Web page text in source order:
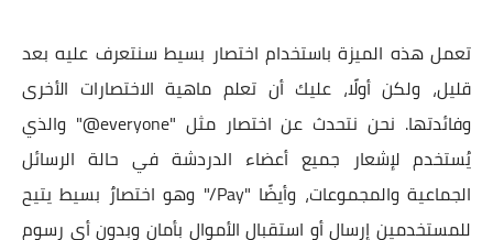
تعمل هذه الميزة باستخدام اختصار بسيط سنتعرف عليه بعد
قليل، ولكن أولًا، عليك أن تعلم ماهية الاختصارات الأخرى
وفائدتها. نحن نتحدث عن اختصار مثل "everyone@" والذي
يُستخدم لإشعار جميع أعضاء الدردشة في حالة الرسائل
الجماعية والمجموعات، وأيضًا "Pay/" وهو اختصارٌ بسيط يتيح
للمستخدمين إرسال أو استقبال الأموال بأمان وبدون أي رسوم